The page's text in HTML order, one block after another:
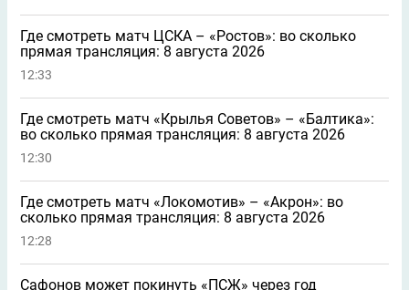
Где смотреть матч ЦСКА – «Ростов»: во сколько
прямая трансляция: 8 августа 2026
12:33
Где смотреть матч «Крылья Советов» – «Балтика»:
во сколько прямая трансляция: 8 августа 2026
12:30
Где смотреть матч «Локомотив» – «Акрон»: во
сколько прямая трансляция: 8 августа 2026
12:28
Сафонов может покинуть «ПСЖ» через год